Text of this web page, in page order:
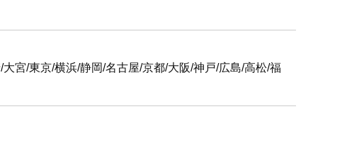
支社
屋/京都/大阪/神戸/広島/高松/福